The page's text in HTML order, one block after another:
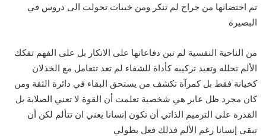
تم احتضانها من جراح لم تنكر ومن خيبات تحولت الى دروس في
البصيرة
من الناحية النفسية لم تبن دفاعاتها على الانكار بل على الفهم تفكك
الألم تحلله وتعيد تركيبه كأداة للشفاء لم تعد تتعامل مع الخذلان
كخيانة فقط بل كمرآة تكشف من يستحق البقاء في دائرة الثقة ومن
كان مجرد ظل عابر هي شخصية تعلمت أن القوة لا تعني الصلابة بل
القدرة على الترميم الذاتي أن تكون إنسانا يعني ان تتألم لكن أن
تبقى إنسانا رغم الألم فذلك فعل بطولي